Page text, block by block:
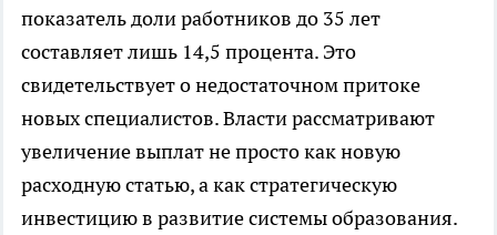
показатель доли работников до 35 лет
составляет лишь 14,5 процента. Это
свидетельствует о недостаточном притоке
новых специалистов. Власти рассматривают
увеличение выплат не просто как новую
расходную статью, а как стратегическую
инвестицию в развитие системы образования.